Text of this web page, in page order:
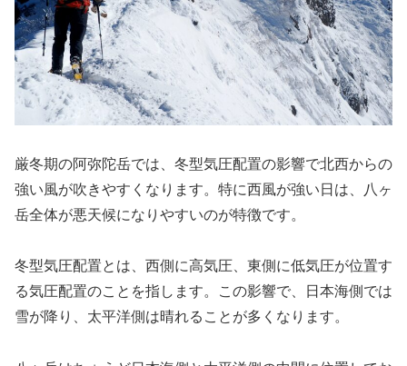
厳冬期の阿弥陀岳では、冬型気圧配置の影響で北西からの
強い風が吹きやすくなります。特に西風が強い日は、八ヶ
岳全体が悪天候になりやすいのが特徴です。
冬型気圧配置とは、西側に高気圧、東側に低気圧が位置す
る気圧配置のことを指します。この影響で、日本海側では
雪が降り、太平洋側は晴れることが多くなります。